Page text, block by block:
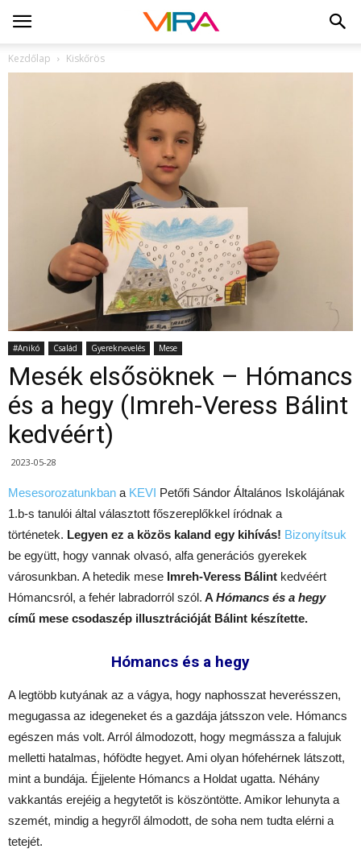
Kezdőlap Kiskőrös
#Anikó Család Gyereknevelés Mese
Mesék elsősöknek – Hómancs
és a hegy (Imreh-Veress Bálint
kedvéért)
2023-05-28
Mesesorozatunkban a KEVI Petőfi Sándor Általános Iskolájának
1.b-s tanulói által választott főszereplőkkel íródnak a
történetek. Legyen ez a közös kaland egy kihívás! Bizonyítsuk
be együtt, hogy vannak olvasó, alfa generációs gyerekek
városunkban. A hetedik mese Imreh-Veress Bálint kedvéért
Hómancsról, a fehér labradorról szól. A Hómancs és a hegy
című mese csodaszép illusztrációját Bálint készítette.
Hómancs és a hegy
A legtöbb kutyának az a vágya, hogy naphosszat heverésszen,
megugassa az idegeneket és a gazdája játsszon vele. Hómancs
egészen más volt. Arról álmodozott, hogy megmássza a falujuk
melletti hatalmas, hófödte hegyet. Ami olyan hófehérnek látszott,
mint a bundája. Éjjelente Hómancs a Holdat ugatta. Néhány
vakkantás erejéig a hegytetőt is köszöntötte. Amikor lehunyta a
szemét, mindig a hegyről álmodott, de soha nem tudta elérni a
tetejét.